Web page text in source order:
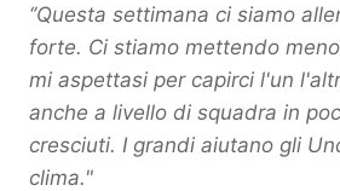
‘’Questa settimana ci siamo
forte. Ci stiamo mettendo
mi aspettasi per capirci l'un
anche a livello di squadra in
cresciuti. I grandi aiutano gli
clima."